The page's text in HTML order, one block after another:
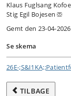
Klaus Fuglsang
Stig Egil Bojesen
Gemt den 23-04-2026
Se skema
26E-
TILBAGE